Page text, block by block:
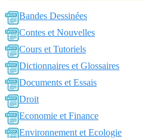
Bandes Dessinées
Contes et Nouvelles
Cours et Tutoriels
Dictionnaires et Glossaires
Documents et Essais
Droit
Economie et Finance
Environnement et Ecologie